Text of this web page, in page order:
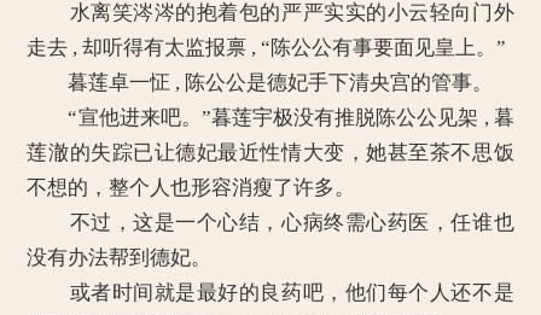
水离笑涔涔的抱着包的严严实实的小云轻向门外
走去 , 却听得有太监报禀 , “陈公公有事要面见皇上。”
暮莲卓一怔 , 陈公公是德妃手下清央宫的管事。
“宣他进来吧。”暮莲宇极没有推脱陈公公见架 , 暮
莲澈的失踪已让德妃最近性情大变，她甚至茶不思饭
不想的，整个人也形容消瘦了许多。
不过，这是一个心结，心病终需心药医，任谁也
没有办法帮到德妃。
或者时间就是最好的良药吧，他们每个人还不是